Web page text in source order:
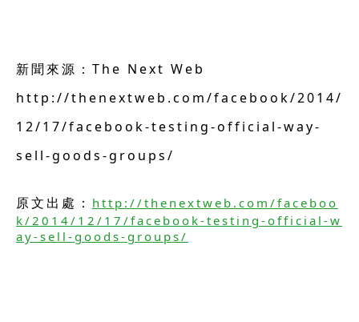
新聞來源：The Next Web
http://thenextweb.com/facebook/2014/
12/17/facebook-testing-official-way-
sell-goods-groups/
原文出處： http://thenextweb.com/faceboo
k/2014/12/17/facebook-testing-official-w
ay-sell-goods-groups/